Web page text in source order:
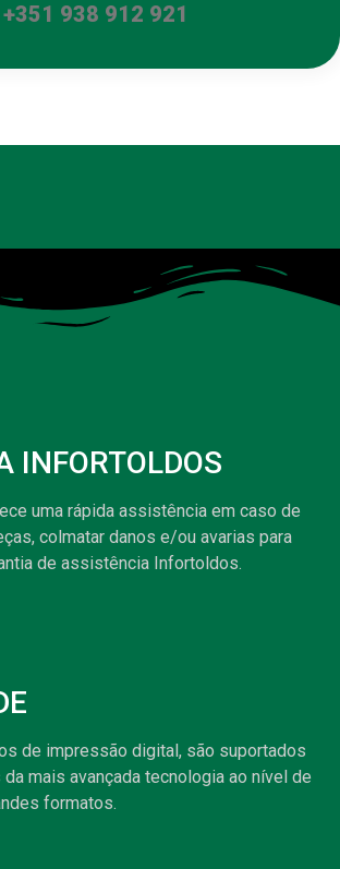
+351 938 912 921
INFORTOLDOS
uma rápida assistência em caso de
colmatar danos e/ou avarias para
de assistência Infortoldos.
de impressão digital, são suportados
mais avançada tecnologia ao nível de
formatos.